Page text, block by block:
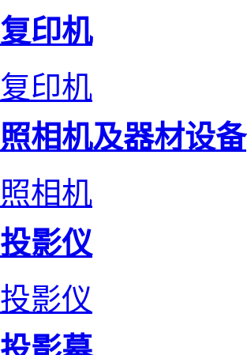
复印机
复印机
照相机及器材设备
照相机
投影仪
投影仪